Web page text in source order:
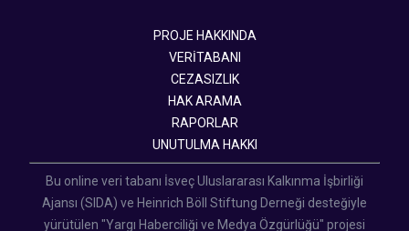
PROJE HAKKINDA
VERİTABANI
CEZASIZLIK
HAK ARAMA
RAPORLAR
UNUTULMA HAKKI
Bu online veri tabanı İsveç Uluslararası Kalkınma İşbirliği
Ajansı (SIDA) ve Heinrich Böll Stiftung Derneği desteğiyle
yürütülen "Yargı Haberciliği ve Medya Özgürlüğü" projesi